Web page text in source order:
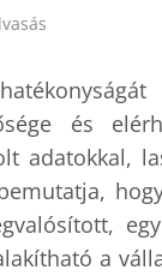
és
adatokkal,
a